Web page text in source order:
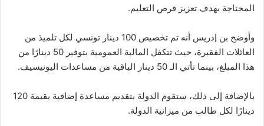
المحتاجة بهدف تعزيز فرص التعليم.
وأوضح بن إدريس أنه تم تخصيص 100 دينار تونسي لكل تلميذ من
العائلات الفقيرة، حيث تتكفل المالية العمومية بتوفير 50 دينارًا من
هذا المبلغ، بينما تأتي الـ 50 دينار الباقية من مساعدات اليونيسيف.
بالإضافة إلى ذلك، ستقوم الدولة بتقديم مساعدة إضافية بقيمة 120
دينارًا لكل طالب من ميزانية الدولة.